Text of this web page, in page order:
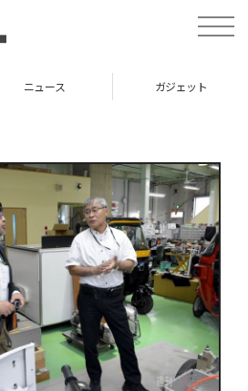
toggle
ニュース ガジェット